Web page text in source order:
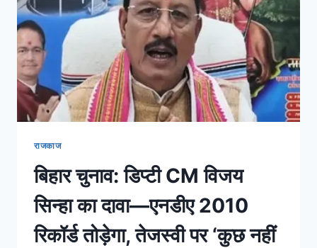
राजकाज
बिहार चुनाव: डिप्टी CM विजय
सिन्हा का दावा—एनडीए 2010
रिकॉर्ड तोड़ेगा, तेजस्वी पर ‘कुछ नहीं